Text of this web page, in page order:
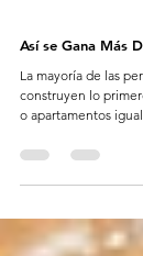
Así se Gana Más
La mayoría de las
o apartamentos